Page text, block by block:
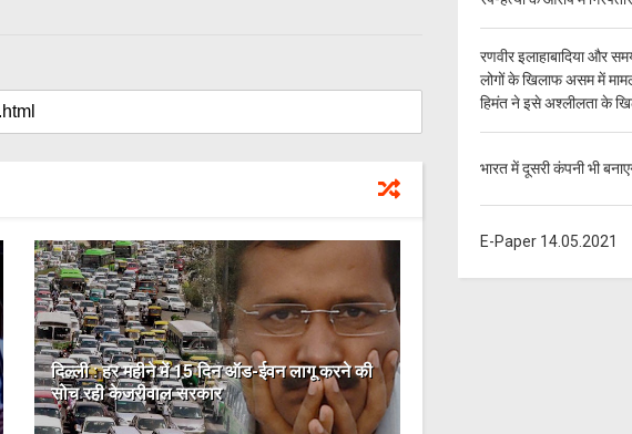
दिल्ली : हर महीने में 15 दिन ऑड-ईवन लागू करने की
सोच रही केजरीवाल सरकार
रणवीर इलाहाबादिया और
लोगों के खिलाफ असम में
हिमंत ने इसे अश्लीलता के
भारत में दूसरी कंपनी भी
E-Paper 14.05.2021